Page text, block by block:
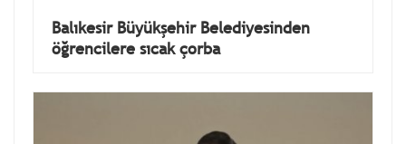
Balıkesir Büyükşehir Belediyesinden
öğrencilere sıcak çorba